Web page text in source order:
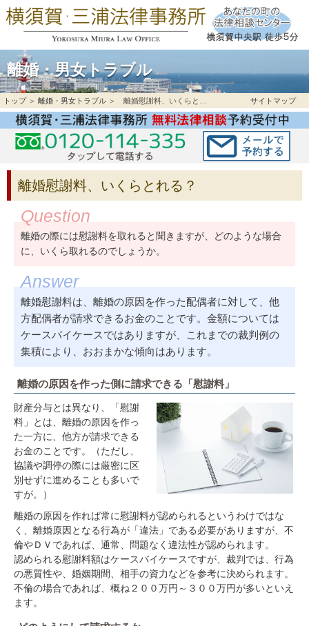
離婚・男女トラブル
トップ＞ 離婚・男女トラブル ＞ 離婚慰謝料、いくらとれる？ サイトマップ
離婚慰謝料、いくらとれる？
離婚の際には慰謝料を取れると聞きますが、どのような場合
に、いくら取れるのでしょうか。
離婚慰謝料は、離婚の原因を作った配偶者に対して、他
方配偶者が請求できるお金のことです。金額については
ケースバイケースではありますが、これまでの裁判例の
集積により、おおまかな傾向はあります。
離婚の原因を作った側に請求できる「慰謝料」
財産分与とは異なり、「慰謝
料」とは、離婚の原因を作っ
た一方に、他方が請求できる
お金のことです。（ただし、
協議や調停の際には厳密に区
別せずに進めることも多いで
すが。）
離婚の原因を作れば常に慰謝料が認められるというわけではな
く、離婚原因となる行為が「違法」である必要がありますが、不
倫やＤＶであれば、通常、問題なく違法性が認められます。
認められる慰謝料額はケースバイケースですが、裁判では、行為
の悪質性や、婚姻期間、相手の資力などを参考に決められます。
不倫の場合であれば、概ね２００万円～３００万円が多いといえ
ます。